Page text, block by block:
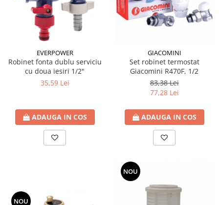
Teava incalzire pardoseala
PLACA NUTURI/TACKER
Grupuri de pompare si amestec
Distribuitoare
Cutii distribuitor
Automatizare
Banda perimetrala
Pachete incalzire in pardoseala
Pompe de caldura
Termostate de Ambient
Produse Amenajare Baie
EVERPOWER
Robinet fonta dublu serviciu
cu doua iesiri 1/2"
35,59 Lei
ADAUGA IN COS
GIACOMINI
Set robinet termostat
Giacomini R470F, 1/2
83,38 Lei
77,28 Lei
ADAUGA IN COS
NOU
NOU